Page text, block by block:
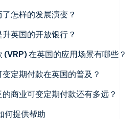
怎样的发展演变？
英国的开放银行？
(VRP) 在英国的应用场景有哪些？
定期付款在英国的普及？
商业可变定期付款还有多远？
提供帮助